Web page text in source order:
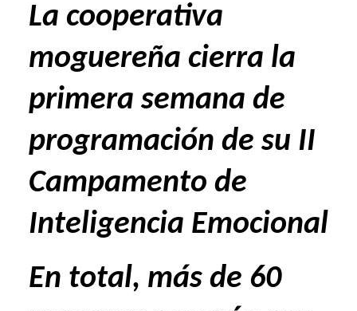
La cooperativa
moguereña cierra la
primera semana de
programación de su II
Campamento de
Inteligencia Emocional
En total, más de 60